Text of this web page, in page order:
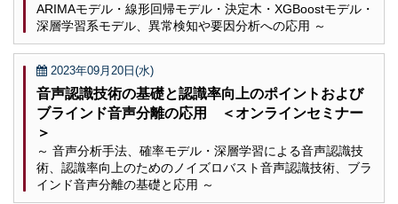
ARIMAモデル・線形回帰モデル・決定木・XGBoostモデル・
深層学習系モデル、異常検知や要因分析への応用 ～
2023年09月20日(水)
音声認識技術の基礎と認識率向上のポイントおよび
ブラインド音声分離の応用 ＜オンラインセミナー
＞
～ 音声分析手法、確率モデル・深層学習による音声認識技
術、認識率向上のためのノイズロバスト音声認識技術、ブラ
インド音声分離の基礎と応用 ～